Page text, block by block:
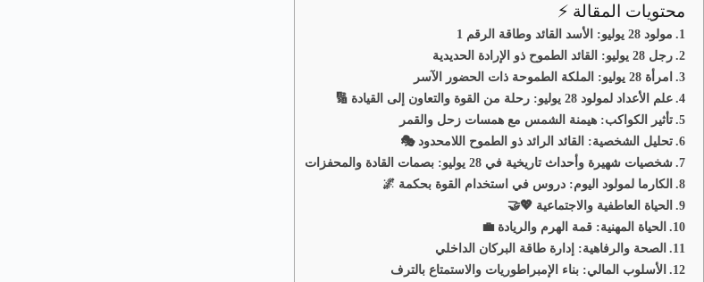
محتويات المقالة ⚡
مولود 28 يوليو: الأسد القائد وطاقة الرقم 1
رجل 28 يوليو: القائد الطموح ذو الإرادة الحديدية
امرأة 28 يوليو: الملكة الطموحة ذات الحضور الآسر
علم الأعداد لمولود 28 يوليو: رحلة من القوة والتعاون إلى القيادة 🔢
تأثير الكواكب: هيمنة الشمس مع همسات زحل والقمر
تحليل الشخصية: القائد الرائد ذو الطموح اللامحدود 🎭
شخصيات شهيرة وأحداث تاريخية في 28 يوليو: بصمات القادة والمحفزات
الكارما لمولود اليوم: دروس في استخدام القوة بحكمة 🌌
الحياة العاطفية والاجتماعية 💖🤝
الحياة المهنية: قمة الهرم والريادة 💼
الصحة والرفاهية: إدارة طاقة البركان الداخلي
الأسلوب المالي: بناء الإمبراطوريات والاستمتاع بالترف